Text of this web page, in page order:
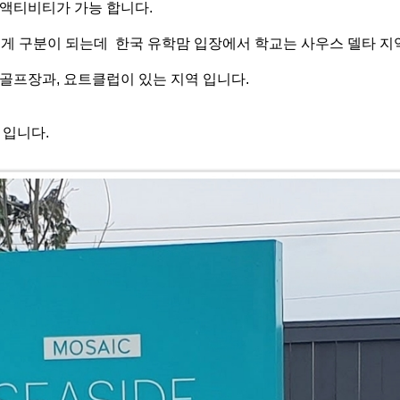
티비티가 가능 합니다.
구분이 되는데 한국 유학맘 입장에서 학교는 사우스 델타
프장과, 요트클럽이 있는 지역 입니다.
니다.